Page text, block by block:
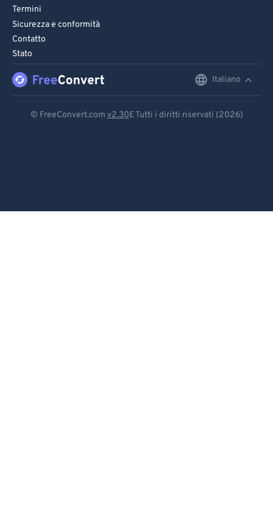
Termini
Sicurezza e conformità
Contatto
Stato
Italiano
© FreeConvert.com v2.30E Tutti i diritti riservati (2026)